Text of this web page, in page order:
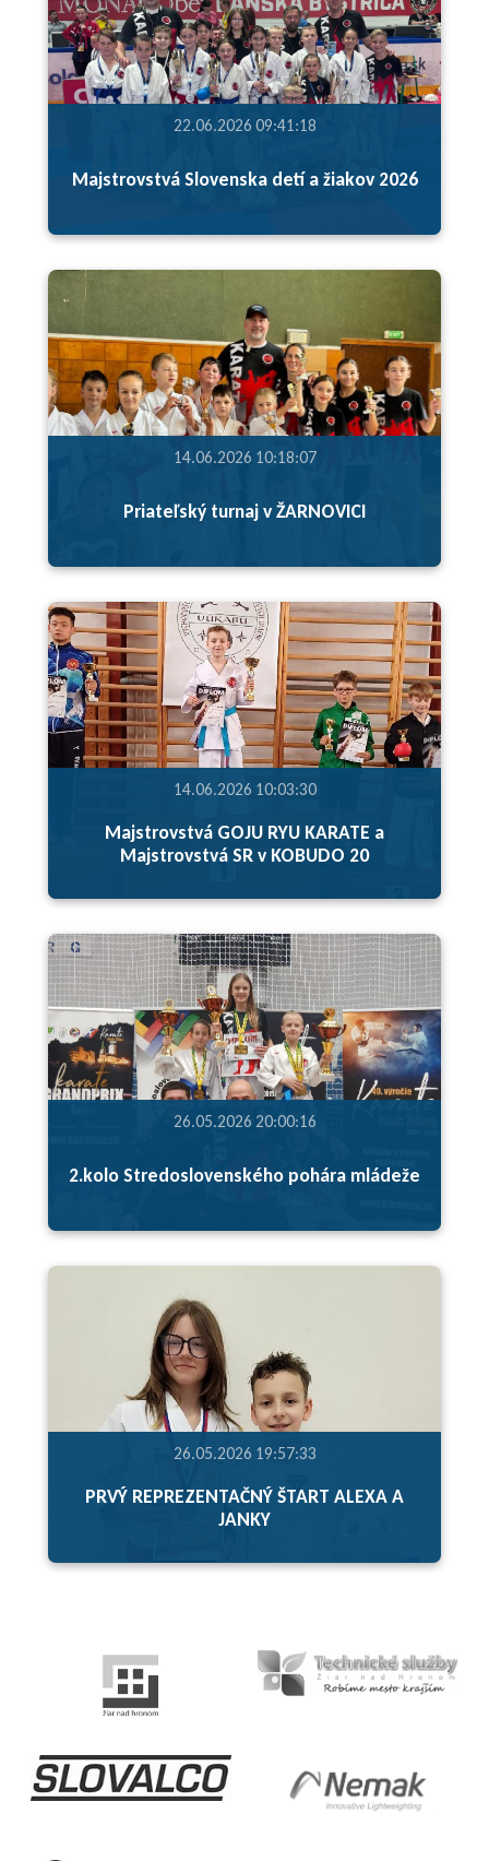
22.06.2026 09:41:18
Majstrovstvá Slovenska detí a žiakov 2026
14.06.2026 10:18:07
Priateľský turnaj v ŽARNOVICI
14.06.2026 10:03:30
Majstrovstvá GOJU RYU KARATE a
Majstrovstvá SR v KOBUDO 20
26.05.2026 20:00:16
2.kolo Stredoslovenského pohára mládeže
26.05.2026 19:57:33
PRVÝ REPREZENTAČNÝ ŠTART ALEXA A
JANKY